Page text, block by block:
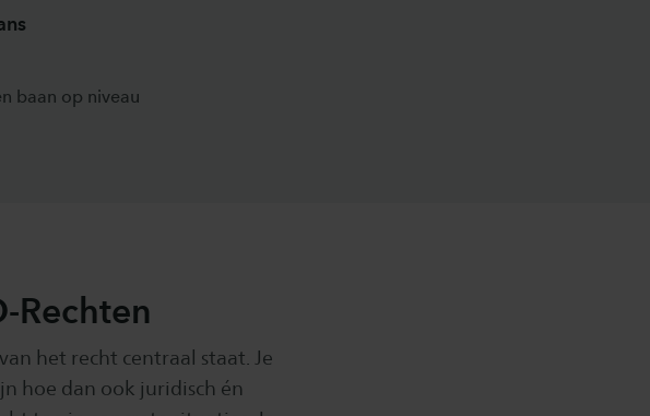
baan op niveau
Rechten
het recht centraal staat. Je
hoe dan ook juridisch én